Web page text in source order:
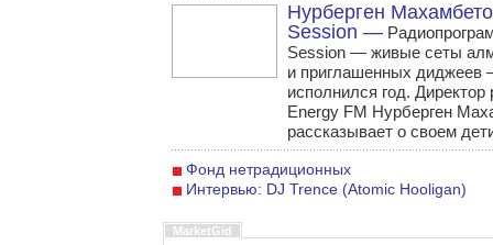
Нурберген
Session —
Session — живые сеты
и приглашенных диджеев
исполнился год. Директор
Energy FM Нурберген
рассказывает о своем
Фонд нетрадиционных
Интервью: DJ Trence (Atomic Hooligan)
MarketGid